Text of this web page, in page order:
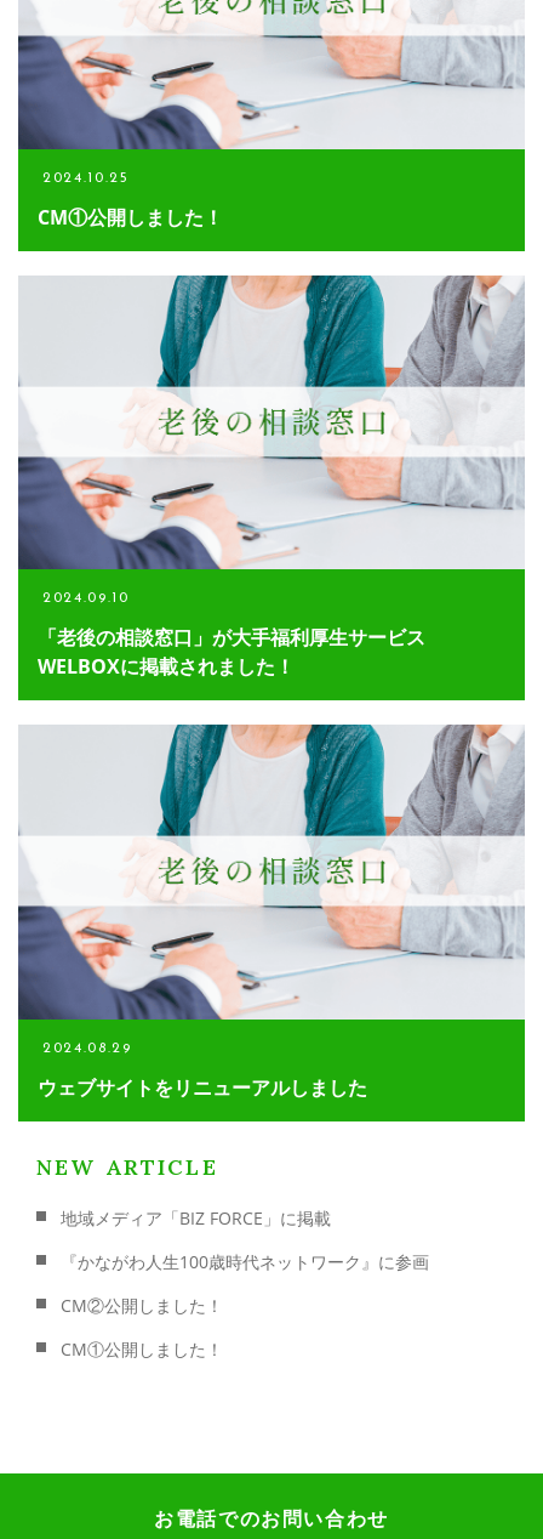
2024.10.25
CM①公開しました！
2024.09.10
「老後の相談窓口」が大手福利厚生サービス
WELBOXに掲載されました！
2024.08.29
ウェブサイトをリニューアルしました
NEW ARTICLE
地域メディア「BIZ FORCE」に掲載
『かながわ人生100歳時代ネットワーク』に参画
CM②公開しました！
CM①公開しました！
お電話でのお問い合わせ